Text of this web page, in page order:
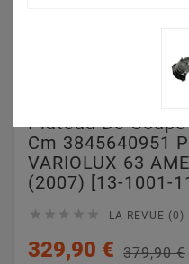
Plateau De
Cm 3845640951
VARIOLUX 63 AME
(2007) [13-1001-
     LA REVUE (0)
329,90 € 379,90 €